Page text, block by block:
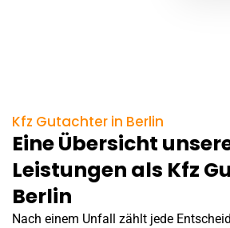
Kfz Gutachter in Berlin
Eine Übersicht
Leistungen als Kfz
Berlin
Nach einem Unfall zählt jede